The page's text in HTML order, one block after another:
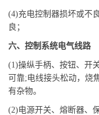
(4)充电控制器损坏或不
良；
六、控制系统电气线路
(1)操纵手柄、按钮、开
可靠;电线接头松动，烧
有杂物。
(2)电源开关、熔断器、